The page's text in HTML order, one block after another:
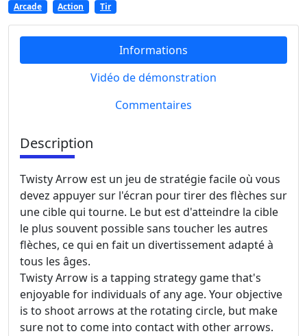
Arcade Action Tir
Informations
Vidéo de démonstration
Commentaires
Description
Twisty Arrow est un jeu de stratégie facile où vous
devez appuyer sur l'écran pour tirer des flèches sur
une cible qui tourne. Le but est d'atteindre la cible
le plus souvent possible sans toucher les autres
flèches, ce qui en fait un divertissement adapté à
tous les âges.
Twisty Arrow is a tapping strategy game that's
enjoyable for individuals of any age. Your objective
is to shoot arrows at the rotating circle, but make
sure not to come into contact with other arrows.